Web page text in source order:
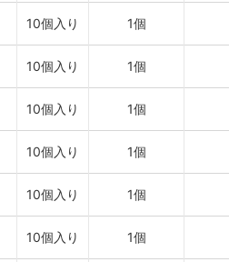
10個入り 1個
10個入り 1個
10個入り 1個
10個入り 1個
10個入り 1個
10個入り 1個